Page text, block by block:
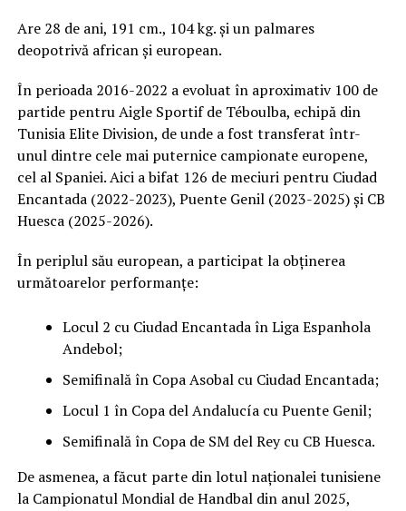
Are 28 de ani, 191 cm., 104 kg. și un palmares
deopotrivă african și european.
În perioada 2016-2022 a evoluat în aproximativ 100 de
partide pentru Aigle Sportif de Téboulba, echipă din
Tunisia Elite Division, de unde a fost transferat într-
unul dintre cele mai puternice campionate europene,
cel al Spaniei. Aici a bifat 126 de meciuri pentru Ciudad
Encantada (2022-2023), Puente Genil (2023-2025) și CB
Huesca (2025-2026).
În periplul său european, a participat la obținerea
următoarelor performanțe:
Locul 2 cu Ciudad Encantada în Liga Espanhola
Andebol;
Semifinală în Copa Asobal cu Ciudad Encantada;
Locul 1 în Copa del Andalucía cu Puente Genil;
Semifinală în Copa de SM del Rey cu CB Huesca.
De asmenea, a făcut parte din lotul naționalei tunisiene
la Campionatul Mondial de Handbal din anul 2025,